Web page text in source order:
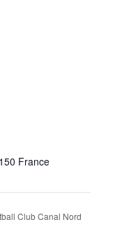
France
Club Canal Nord